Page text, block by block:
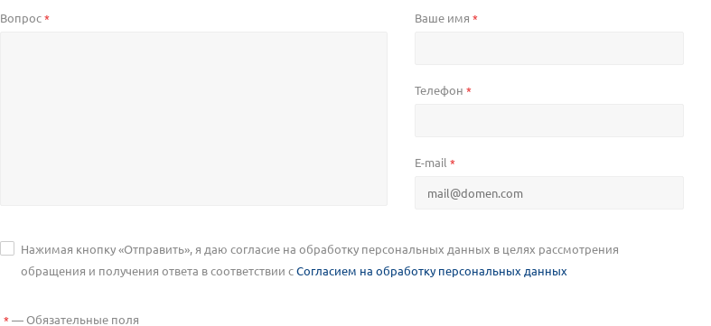
Вопрос* Ваше имя *
Телефон *
E-mail *
Нажимая кнопку «Отправить», я даю согласие на обработку персональных данных в целях рассмотрения
обращения и получения ответа в соответствии сСогласием на обработку персональных данных
*—Обязательные поля